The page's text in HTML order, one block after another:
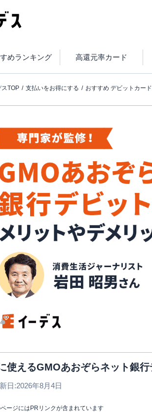
めランキング 高還元率カード
スTOP 支払いをお得にする おすすめ デビットカード
使えるGMOあおぞらネット銀
日:2026年8月4日
ージにはPRリンクが含まれています